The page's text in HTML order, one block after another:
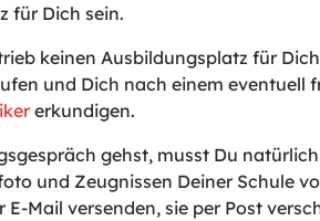
für Dich sein.
keinen Ausbildungsplatz für
und Dich nach einem eventuell
erkundigen.
gehst, musst Du
und Zeugnissen Deiner Schule
E-Mail versenden, sie per Post